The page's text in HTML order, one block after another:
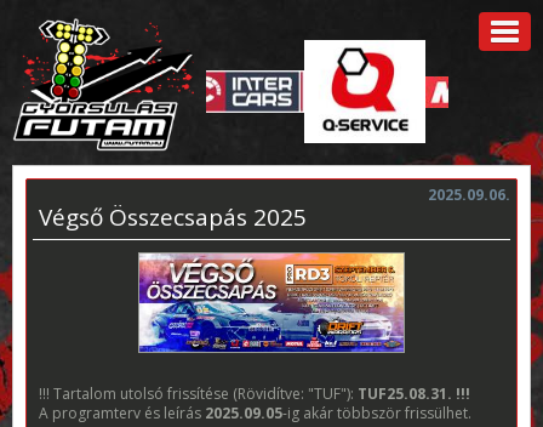
Végső Összecsapás 2025
2025.09.06.
!!! Tartalom utolsó frissítése (Rövidítve: "TUF"): TUF25.08.31. !!!
A programterv és leírás 2025.09.05-ig akár többször frissülhet.